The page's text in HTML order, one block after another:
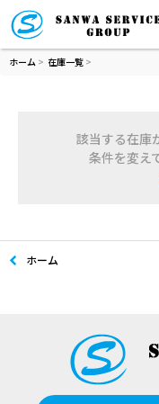
ホーム > 在庫一覧 >
該当する在庫
条件を変え
ホーム